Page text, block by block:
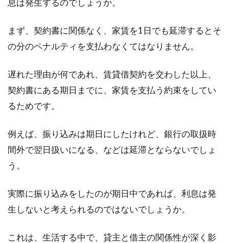
家賃4万円で一人暮らしを始める人
への家計のアドバイス
一人暮らしを始める際に、家賃はどのくらいな
ら生活していけるのか気になりますね。初めて
の一人暮ら...
住所には正式な書き方がある！必ず
マンション名まで書こう！
き、どのように書いていますか？マンション名
などが入る...
息は発生するのでしょうか。
まず、契約書に関係なく、家賃を1日でも延滞するとそ
の分のペナルティを支払わなくてはなりません。
遅れた理由が何であれ、賃貸借契約を交わした以上、
契約書にある期日までに、家賃を支払う約束をしてい
るためです。
例えば、振り込みは期日にしたけれど、銀行の取扱時
間外で翌日扱いになる、などは延滞とならないでしょ
う。
実際に振り込みをしたのが期日中であれば、利息は発
生しないと考えられるのではないでしょうか。
これは、生活する中で、貸主と借主の関係性が深く影